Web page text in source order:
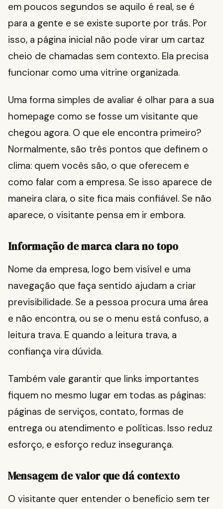
em poucos segundos se aquilo é real, se é
para a gente e se existe suporte por trás. Por
isso, a página inicial não pode virar um cartaz
cheio de chamadas sem contexto. Ela precisa
funcionar como uma vitrine organizada.
Uma forma simples de avaliar é olhar para a sua
homepage como se fosse um visitante que
chegou agora. O que ele encontra primeiro?
Normalmente, são três pontos que definem o
clima: quem vocês são, o que oferecem e
como falar com a empresa. Se isso aparece de
maneira clara, o site fica mais confiável. Se não
aparece, o visitante pensa em ir embora.
Informação de marca clara no topo
Nome da empresa, logo bem visível e uma
navegação que faça sentido ajudam a criar
previsibilidade. Se a pessoa procura uma área
e não encontra, ou se o menu está confuso, a
leitura trava. E quando a leitura trava, a
confiança vira dúvida.
Também vale garantir que links importantes
fiquem no mesmo lugar em todas as páginas:
páginas de serviços, contato, formas de
entrega ou atendimento e políticas. Isso reduz
esforço, e esforço reduz insegurança.
Mensagem de valor que dá contexto
O visitante quer entender o benefício sem ter